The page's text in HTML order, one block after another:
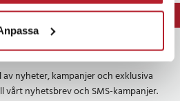
dagars öppet köp
nyheter, kampanjer och exklusiva
nyhetsbrev och SMS-kampanjer.